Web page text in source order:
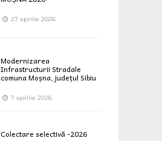
27 aprilie 2026
Modernizarea
Infrastructurii Stradale
comuna Moșna, județul Sibiu
7 aprilie 2026
Colectare selectivă -2026